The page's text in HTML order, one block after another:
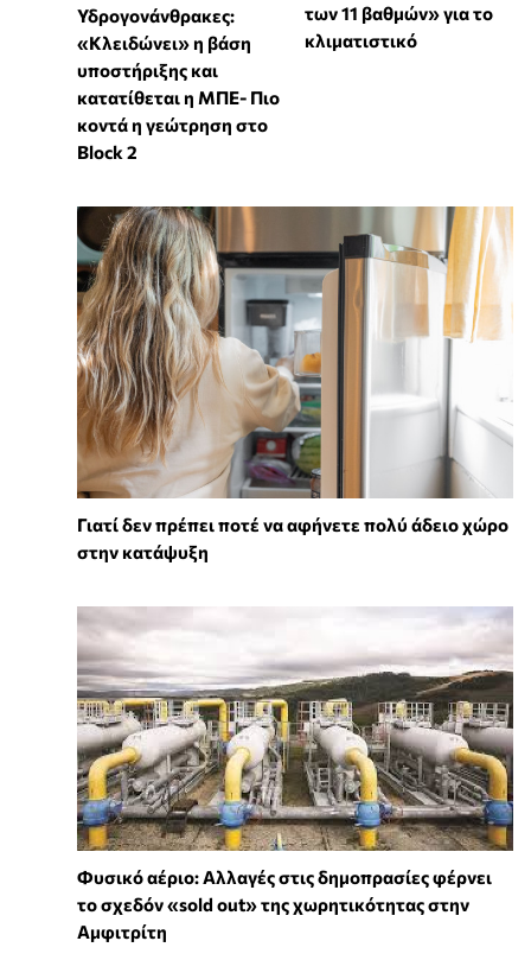
Υδρογονάνθρακες:
«Κλειδώνει» η βάση
υποστήριξης και
κατατίθεται η ΜΠΕ- Πιο
κοντά η γεώτρηση στο
Block 2
των 11 βαθμών» για το
κλιματιστικό
Γιατί δεν πρέπει ποτέ να αφήνετε πολύ άδειο χώρο
στην κατάψυξη
Φυσικό αέριο: Αλλαγές στις δημοπρασίες φέρνει
το σχεδόν «sold out» της χωρητικότητας στην
Αμφιτρίτη